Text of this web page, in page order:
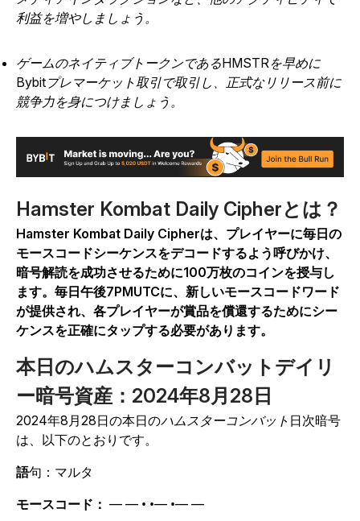
利益を増やしましょう。
ゲームのネイティブトークンであるHMSTRを早めに
Bybitプレマーケット取引で取引し、正式なリリース前に
競争力を身につけましょう。
Hamster Kombat Daily Cipherとは？
Hamster Kombat Daily Cipherは、プレイヤーに毎日の
モースコードシーケンスをデコードするよう呼びかけ、
暗号解読を成功させるために100万枚のコインを授与し
ます。毎日午後7PMUTCに、新しいモースコードワード
が提供され、各プレイヤーが賞品を償還するためにシー
ケンスを正確にタップする必要があります。
本日のハムスターコンバットデイリ
ー暗号資産：2024年8月28日
2024年8月28日の本日のハムスターコンバット 日次暗号
は、以下のとおりです。
語句：マルタ
モースコード： — — • •— •— —